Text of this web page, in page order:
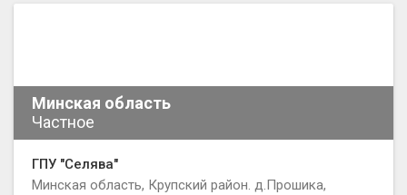
Минская область
Частное
ГПУ "Селява"
Минская область, Крупский район. д.Прошика,